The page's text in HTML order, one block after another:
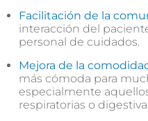
Facilitación de la
interacción del
personal de cuidados.
Mejora de la
más cómoda para
especialmente
respiratorias o